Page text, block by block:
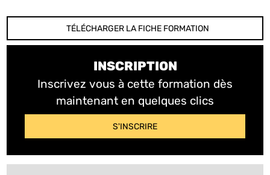
TÉLÉCHARGER LA FICHE FORMATION
INSCRIPTION
Inscrivez vous à cette formation dès
maintenant en quelques clics
S'INSCRIRE